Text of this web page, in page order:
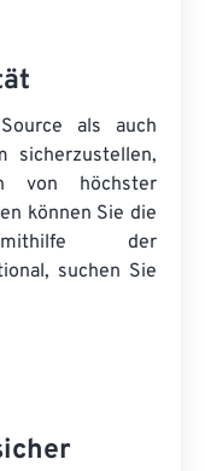
als auch
sicherzustellen,
von höchster
können Sie die
mithilfe der
suchen Sie